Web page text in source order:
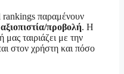
rankings παραμένουν
αξιοπιστία/προβολή. Η
μας ταιριάζει με την
στον χρήστη και πόσο